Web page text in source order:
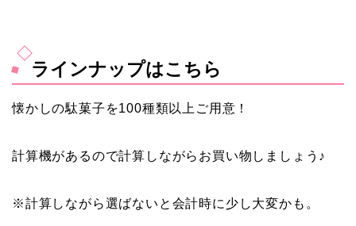
ラインナップはこちら
懐かしの駄菓子を100種類以上ご用意！
計算機があるので計算しながらお買い物しましょう♪
※計算しながら選ばないと会計時に少し大変かも。